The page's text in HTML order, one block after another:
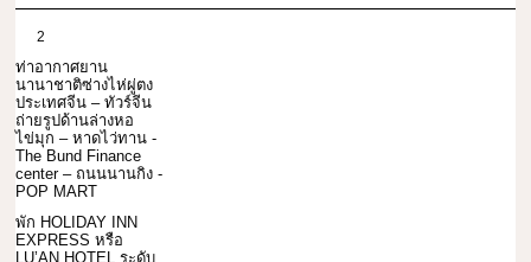
2
ท่าอากาศยาน
นานาชาติซ่างไห่ผู่ตง
ประเทศจีน – ทัวร์จีน
ถ่ายรูปด้านล่างหอ
ไข่มุก – หาดไว่ทาน -
The Bund Finance
center – ถนนนานกิง -
POP MART
พัก HOLIDAY INN
EXPRESS หรือ
LU’AN HOTEL ระดับ